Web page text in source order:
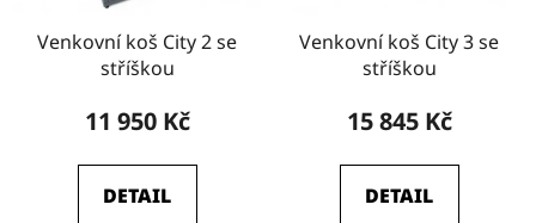
Venkovní koš City 2 se
stříškou
11 950 Kč
DETAIL
Venkovní koš City 3 se
stříškou
15 845 Kč
DETAIL